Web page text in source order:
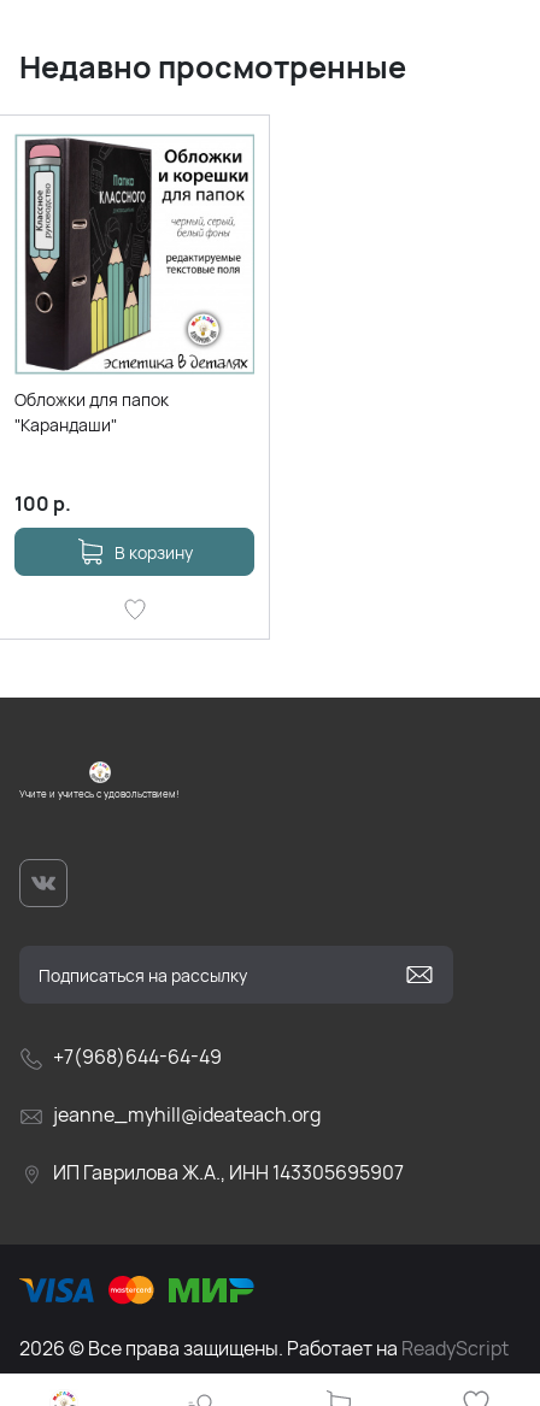
Недавно просмотренные
Обложки для папок
"Карандаши"
100 р.
В корзину
Учите и учитесь с удовольствием!
+7(968)644-64-49
jeanne_myhill@ideateach.org
ИП Гаврилова Ж.А., ИНН 143305695907
2026 © Все права защищены. Работает на ReadyScript